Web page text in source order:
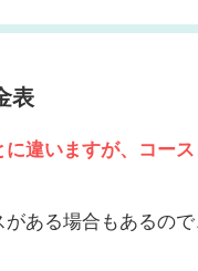
表
違いますが、コー
ある場合もあるの